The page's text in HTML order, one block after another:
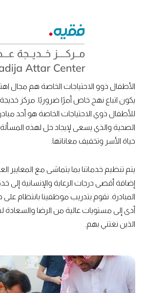
الأطفال ذوو الاحتياجات الخاصة هم مجال
للأطفال ذوي الاحتياجات الخاصة هو أحد
الصحية والذي يسعى لإيجاد حل لهذه
حياة الأسر وتخفيف معاناتها.
يتم تنظيم خدماتنا بما يتماشى مع المعايير
إضافة أقصى درجات الرعاية والإنسانية إلى
المبادرة. نقوم بتدريب موظفينا بانتظام
أدى إلى مستويات عالية من الرضا والسعادة
الذين نعتني بهم.